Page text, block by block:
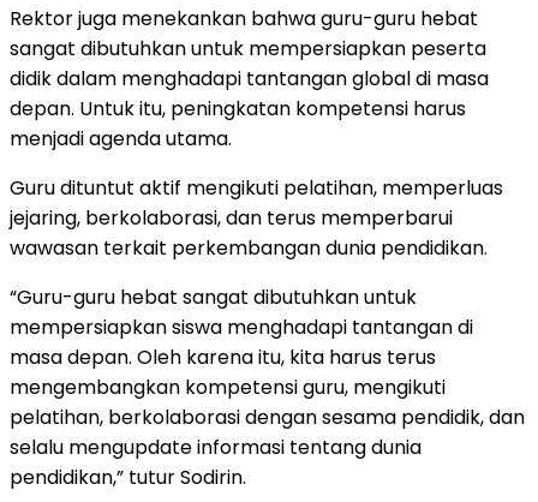
Rektor juga menekankan bahwa guru-guru hebat
sangat dibutuhkan untuk mempersiapkan peserta
didik dalam menghadapi tantangan global di masa
depan. Untuk itu, peningkatan kompetensi harus
menjadi agenda utama.
Guru dituntut aktif mengikuti pelatihan, memperluas
jejaring, berkolaborasi, dan terus memperbarui
wawasan terkait perkembangan dunia pendidikan.
“Guru-guru hebat sangat dibutuhkan untuk
mempersiapkan siswa menghadapi tantangan di
masa depan. Oleh karena itu, kita harus terus
mengembangkan kompetensi guru, mengikuti
pelatihan, berkolaborasi dengan sesama pendidik, dan
selalu mengupdate informasi tentang dunia
pendidikan,” tutur Sodirin.